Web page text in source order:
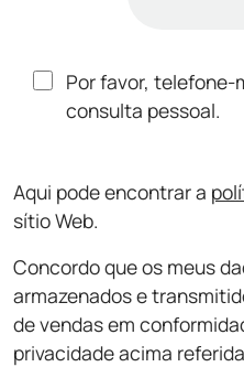
Por favor, telefone-
consulta pessoal.
Aqui pode encontrar a
sítio Web.
Concordo que os meus
armazenados e
de vendas em
privacidade acima